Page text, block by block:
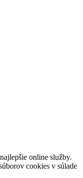
online služby.
cookies v súlade